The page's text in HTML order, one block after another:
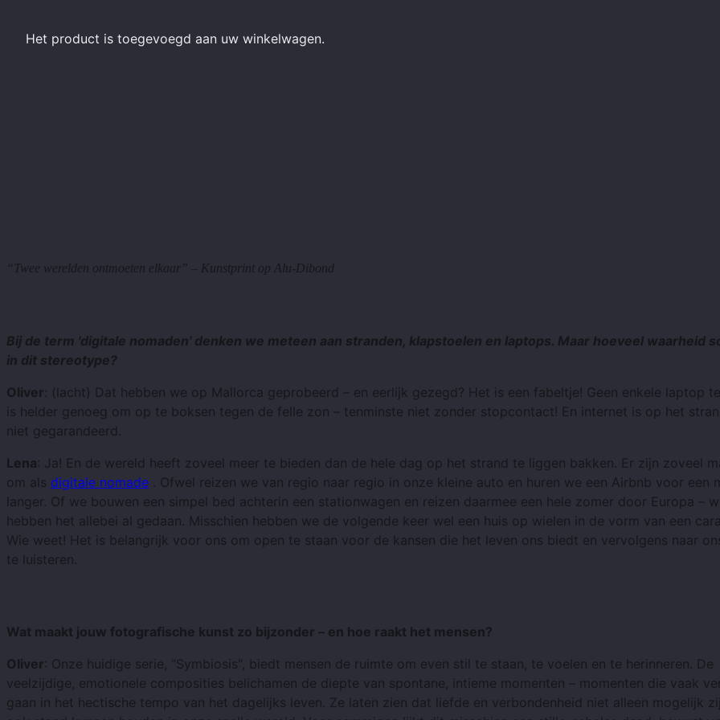
Het product is toegevoegd aan uw winkelwagen.
“Twee werelden ontmoeten elkaar” – Kunstprint op Alu-Dibond
Bij de term 'digitale nomaden' denken we meteen aan stranden, klapstoelen en laptops. Maar hoeveel waarheid
in dit stereotype?
Oliver: (lacht) Dat hebben we op Mallorca geprobeerd – en eerlijk gezegd? Het is een fabeltje! Geen enkele laptop
is helder genoeg om op te boksen tegen de felle zon – tenminste niet zonder stopcontact! En internet is op het
niet gegarandeerd.
Lena: Ja! En de wereld heeft zoveel meer te bieden dan de hele dag op het strand te liggen bakken. Er zijn zoveel
om als digitale nomade . Ofwel reizen we van regio naar regio in onze kleine auto en huren we een Airbnb voor een
langer. Of we bouwen een simpel bed achterin een stationwagen en reizen daarmee een hele zomer door Europa –
hebben het allebei al gedaan. Misschien hebben we de volgende keer wel een huis op wielen in de vorm van een
Wie weet! Het is belangrijk voor ons om open te staan ​​voor de kansen die het leven ons biedt en vervolgens naar
te luisteren.
Wat maakt jouw fotografische kunst zo bijzonder – en hoe raakt het mensen?
Oliver: Onze huidige serie, "Symbiosis", biedt mensen de ruimte om even stil te staan, te voelen en te herinneren. De
veelzijdige, emotionele composities belichamen de diepte van spontane, intieme momenten – momenten die vaak
gaan in het hectische tempo van het dagelijks leven. Ze laten zien dat liefde en verbondenheid niet alleen mogelijk